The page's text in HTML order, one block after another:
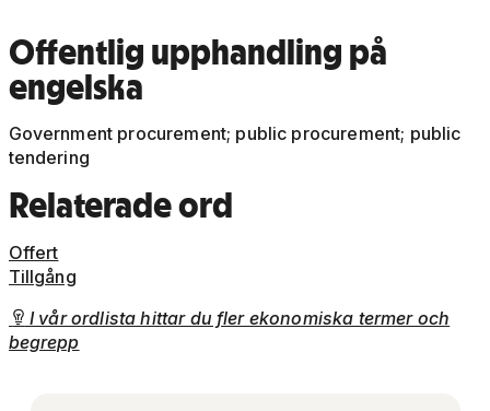
Offentlig upphandling på
engelska
Government procurement; public procurement; public
tendering
Relaterade ord
Offert
Tillgång
 I vår ordlista hittar du fler ekonomiska termer och
begrepp